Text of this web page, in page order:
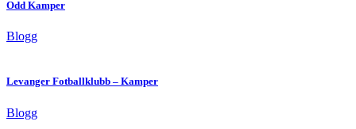
Odd Kamper
Blogg
Levanger Fotballklubb – Kamper
Blogg